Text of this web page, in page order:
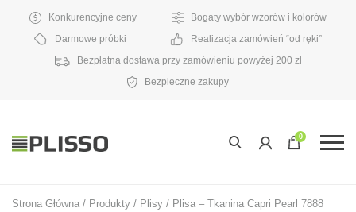
Konkurencyjne ceny
Bogaty wybór wzorów i kolorów
Darmowe próbki
Realizacja zamówień “od ręki”
Bezpłatna dostawa przy zamówieniu powyżej 200 zł
Bezpieczne zakupy
0
Strona Główna / Produkty / Plisy / Plisa – Tkanina Capri Pearl 7888